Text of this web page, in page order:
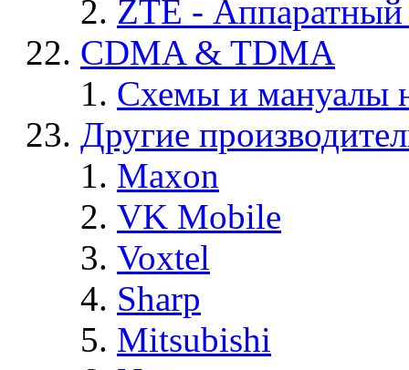
ZTE -
CDMA & TDMA
Схемы и мануалы
Другие
Maxon
VK Mobile
Voxtel
Sharp
Mitsubishi